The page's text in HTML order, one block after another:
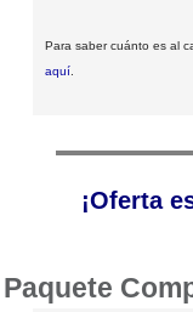
Para saber cuánto es al
aquí
¡Oferta
Paquete